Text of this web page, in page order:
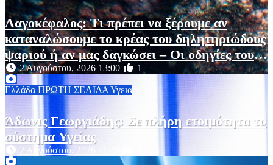
Λαγοκέφαλος: Τι πρέπει να ξέρουμε αν
καταναλώσουμε το κρέας του δηλητηριώδους
ψαριού ή αν μας δαγκώσει – Οι οδηγίες του
ΕΟΔΥ
2 Αυγούστου, 2026 13:00 1
Ελλάδα ΠΡΩΤΗ ΣΕΛΙΔΑ Υγεια
Άδωνις Γεωργιάδης: Σε πλήρη ετοιμότητα το
σύστημα Υγείας
2 Αυγούστου, 2026 11:49